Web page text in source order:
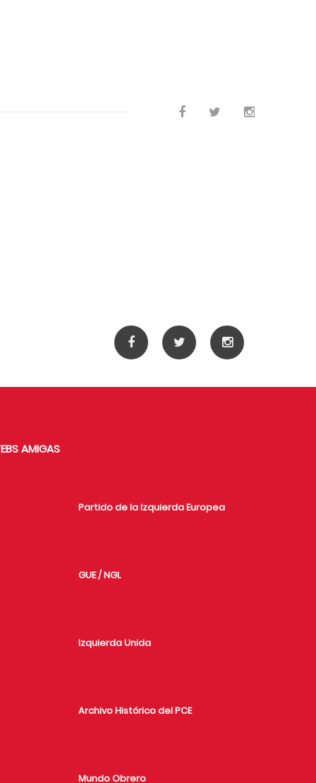
AMIGAS
Partido de la Izquierda Europea
GUE / NGL
Izquierda Unida
Archivo Histórico del PCE
Mundo Obrero